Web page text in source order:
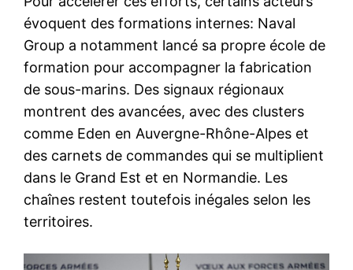
évoquent des formations internes: Naval
Group a notamment lancé sa propre école de
formation pour accompagner la fabrication
de sous-marins. Des signaux régionaux
montrent des avancées, avec des clusters
comme Eden en Auvergne-Rhône-Alpes et
des carnets de commandes qui se multiplient
dans le Grand Est et en Normandie. Les
chaînes restent toutefois inégales selon les
territoires.